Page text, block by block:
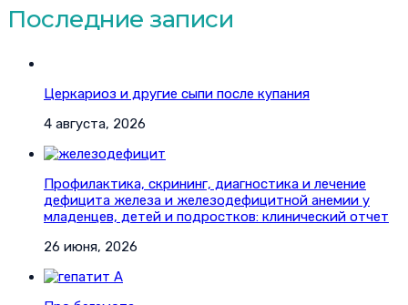
Последние записи
Церкариоз и другие сыпи после купания
4 августа, 2026
Профилактика, скрининг, диагностика и лечение
дефицита железа и железодефицитной анемии у
младенцев, детей и подростков: клинический отчет
26 июня, 2026